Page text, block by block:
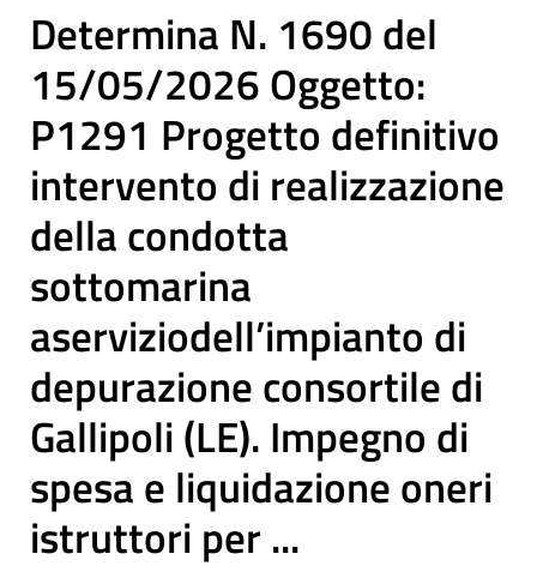
Determina N. 1690 del
15/05/2026 Oggetto:
P1291 Progetto definitivo
intervento di realizzazione
della condotta
sottomarina
aserviziodell’impianto di
depurazione consortile di
Gallipoli (LE). Impegno di
spesa e liquidazione oneri
istruttori per ...